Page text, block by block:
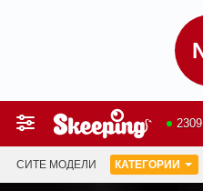
СИТЕ МОДЕЛИ КАТЕГОРИИ